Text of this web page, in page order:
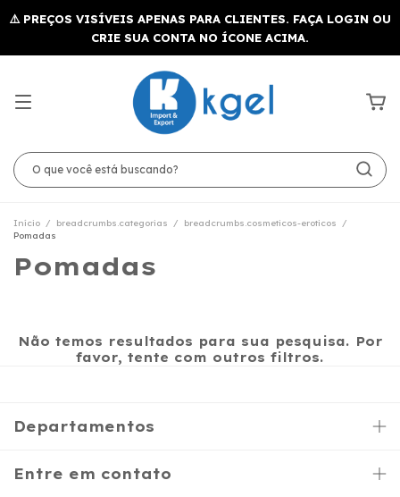
Início / breadcrumbs.categorias / breadcrumbs.cosmeticos-eroticos
/
Pomadas
Pomadas
Não temos resultados para sua pesquisa. Por
favor, tente com outros filtros.
Departamentos
Entre em contato